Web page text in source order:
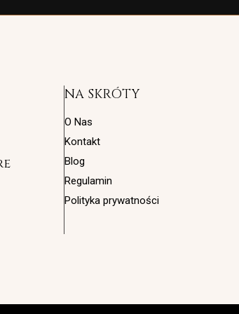
NA SKRÓTY
O Nas
Kontakt
Blog
Regulamin
Polityka prywatności